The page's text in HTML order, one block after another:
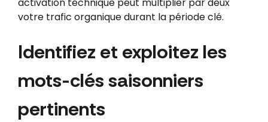
activation technique peut multiplier par deux
votre trafic organique durant la période clé.
Identifiez et exploitez les
mots-clés saisonniers
pertinents